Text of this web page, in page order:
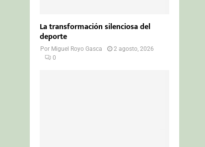
La transformación silenciosa del
deporte
Por Miguel Royo Gasca
2 agosto, 2026
0